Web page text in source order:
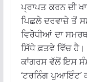
ਪ੍ਰਾਪਤ ਕਰਨ ਦੀ
ਪਿਛਲੇ ਦਰਵਾਜ਼ੇ ਤੋਂ
ਵਿਰੋਧੀਆਂ ਦਾ
ਸਿੱਧੇ ਫ਼ਤਵੇ ਵਿੱਚ ਹੈ।
ਕਾਂਗਰਸ ਵੱਲੋਂ ਇਸ
‘ਟਰਨਿੰਗ ਪੁਆਇੰਟ’